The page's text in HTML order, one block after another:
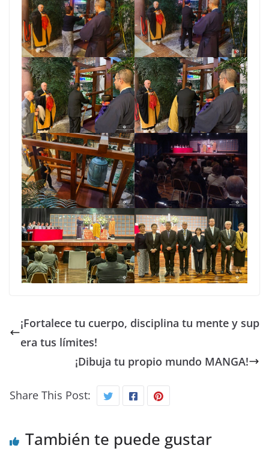
¡Fortalece tu cuerpo, disciplina tu mente y sup
era tus límites!
¡Dibuja tu propio mundo MANGA!
Share This Post:
También te puede gustar